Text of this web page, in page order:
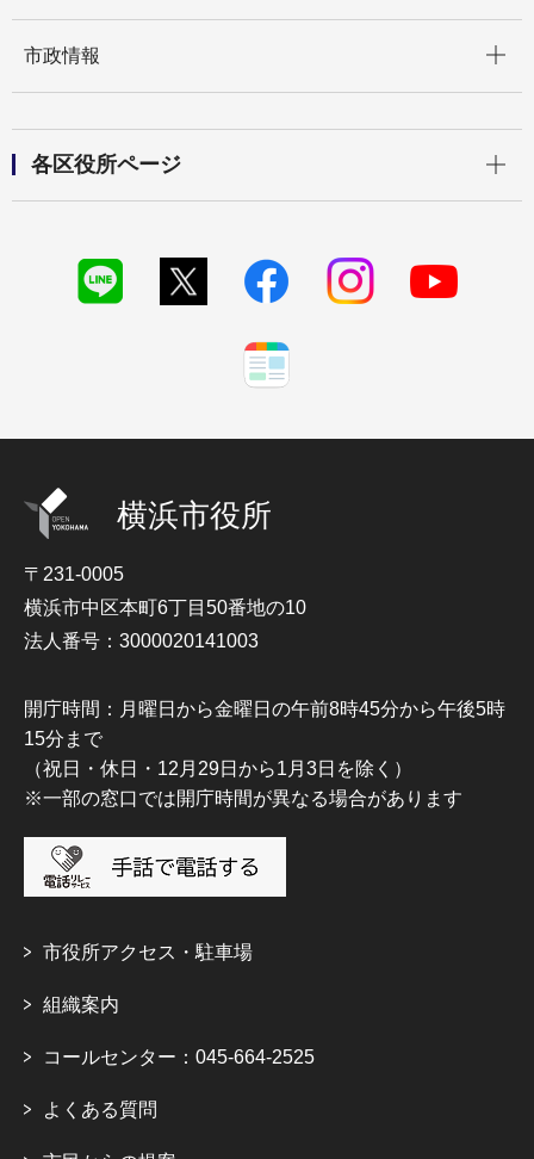
市政情報
各区役所ページ
横浜市役所
〒231-0005
横浜市中区本町6丁目50番地の10
法人番号：3000020141003
開庁時間：月曜日から金曜日の午前8時45分から午後5時
15分まで
（祝日・休日・12月29日から1月3日を除く）
※一部の窓口では開庁時間が異なる場合があります
市役所アクセス・駐車場
組織案内
コールセンター：045-664-2525
よくある質問